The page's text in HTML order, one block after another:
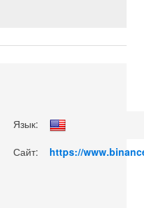
Язык:
Сайт:
https://